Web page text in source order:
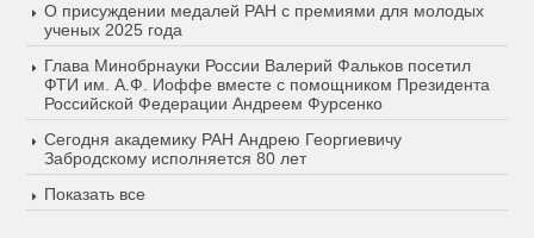
О присуждении медалей РАН с премиями для молодых
ученых 2025 года
Глава Минобрнауки России Валерий Фальков посетил
ФТИ им. А.Ф. Иоффе вместе с помощником Президента
Российской Федерации Андреем Фурсенко
Сегодня академику РАН Андрею Георгиевичу
Забродскому исполняется 80 лет
Показать все